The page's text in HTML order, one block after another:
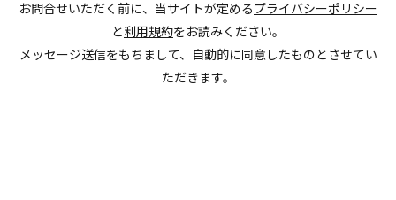
お問合せいただく前に、当サイトが定めるプライバシーポリシー
と利用規約をお読みください。
メッセージ送信をもちまして、自動的に同意したものとさせてい
ただきます。